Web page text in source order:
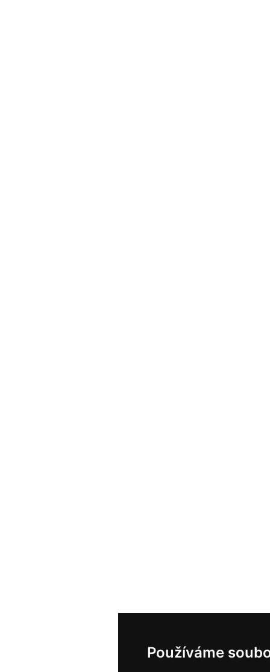
Používáme